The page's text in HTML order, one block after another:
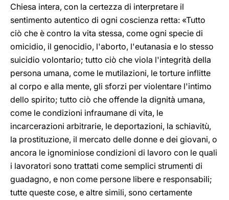
Chiesa intera, con la certezza di interpretare il
sentimento autentico di ogni coscienza retta: «Tutto
ciò che è contro la vita stessa, come ogni specie di
omicidio, il genocidio, l'aborto, l'eutanasia e lo stesso
suicidio volontario; tutto ciò che viola l'integrità della
persona umana, come le mutilazioni, le torture inflitte
al corpo e alla mente, gli sforzi per violentare l'intimo
dello spirito; tutto ciò che offende la dignità umana,
come le condizioni infraumane di vita, le
incarcerazioni arbitrarie, le deportazioni, la schiavitù,
la prostituzione, il mercato delle donne e dei giovani, o
ancora le ignominiose condizioni di lavoro con le quali
i lavoratori sono trattati come semplici strumenti di
guadagno, e non come persone libere e responsabili;
tutte queste cose, e altre simili, sono certamente